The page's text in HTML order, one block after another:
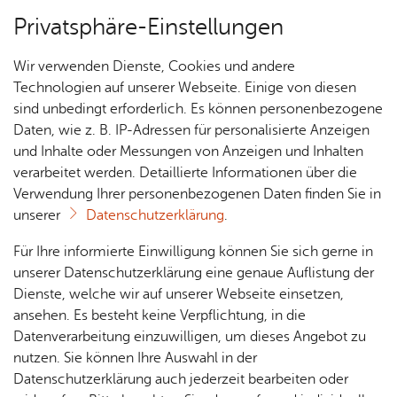
Über­sicht Bür­ger & Stadt
Rat­
haus &
Bür­
ger­
ser­vice
Rat­
häu­ser
Nach­
rich­
ten,
Vi­de­os
& Bil­
der
Me­di­
Jobs
Stel­
len­an­
ge­bo­te
Aus­bil­
dung &
Stu­di­
Bauen
& Um­
welt
Geo­
da­ten
Ge­
sund­
heit &
kum
Tou­ris­mus
Vor­le­sen
Ver­an­stal­tungs­tipps
Alle Termine finden Sie unter
kalender.friedrichshafen.de
Privatsphäre-Einstellungen
Wir verwenden Dienste, Cookies und andere
Technologien auf unserer Webseite. Einige von diesen
sind unbedingt erforderlich. Es können personenbezogene
Daten, wie z. B. IP-Adressen für personalisierte Anzeigen
und Inhalte oder Messungen von Anzeigen und Inhalten
verarbeitet werden. Detaillierte Informationen über die
Verwendung Ihrer personenbezogenen Daten finden Sie in
unserer
Datenschutzerklärung.
Für Ihre informierte Einwilligung können Sie sich gerne in
unserer Datenschutzerklärung eine genaue Auflistung der
Dienste, welche wir auf unserer Webseite einsetzen,
ansehen. Es besteht keine Verpflichtung, in die
Datenverarbeitung einzuwilligen, um dieses Angebot zu
nutzen. Sie können Ihre Auswahl in der
Datenschutzerklärung auch jederzeit bearbeiten oder